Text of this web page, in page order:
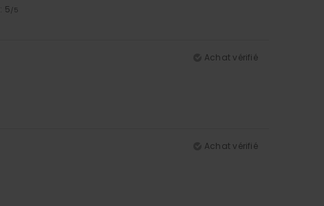
: 5/5
Achat vérifié
Achat vérifié